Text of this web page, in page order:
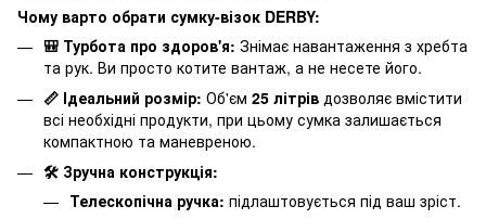
Чому варто обрати сумку-візок DERBY:
🎒 Турбота про здоров'я: Знімає навантаження з хребта
та рук. Ви просто котите вантаж, а не несете його.
📏 Ідеальний розмір: Об'єм 25 літрів дозволяє вмістити
всі необхідні продукти, при цьому сумка залишається
компактною та маневреною.
🛠 Зручна конструкція:
Телескопічна ручка: підлаштовується під ваш зріст.